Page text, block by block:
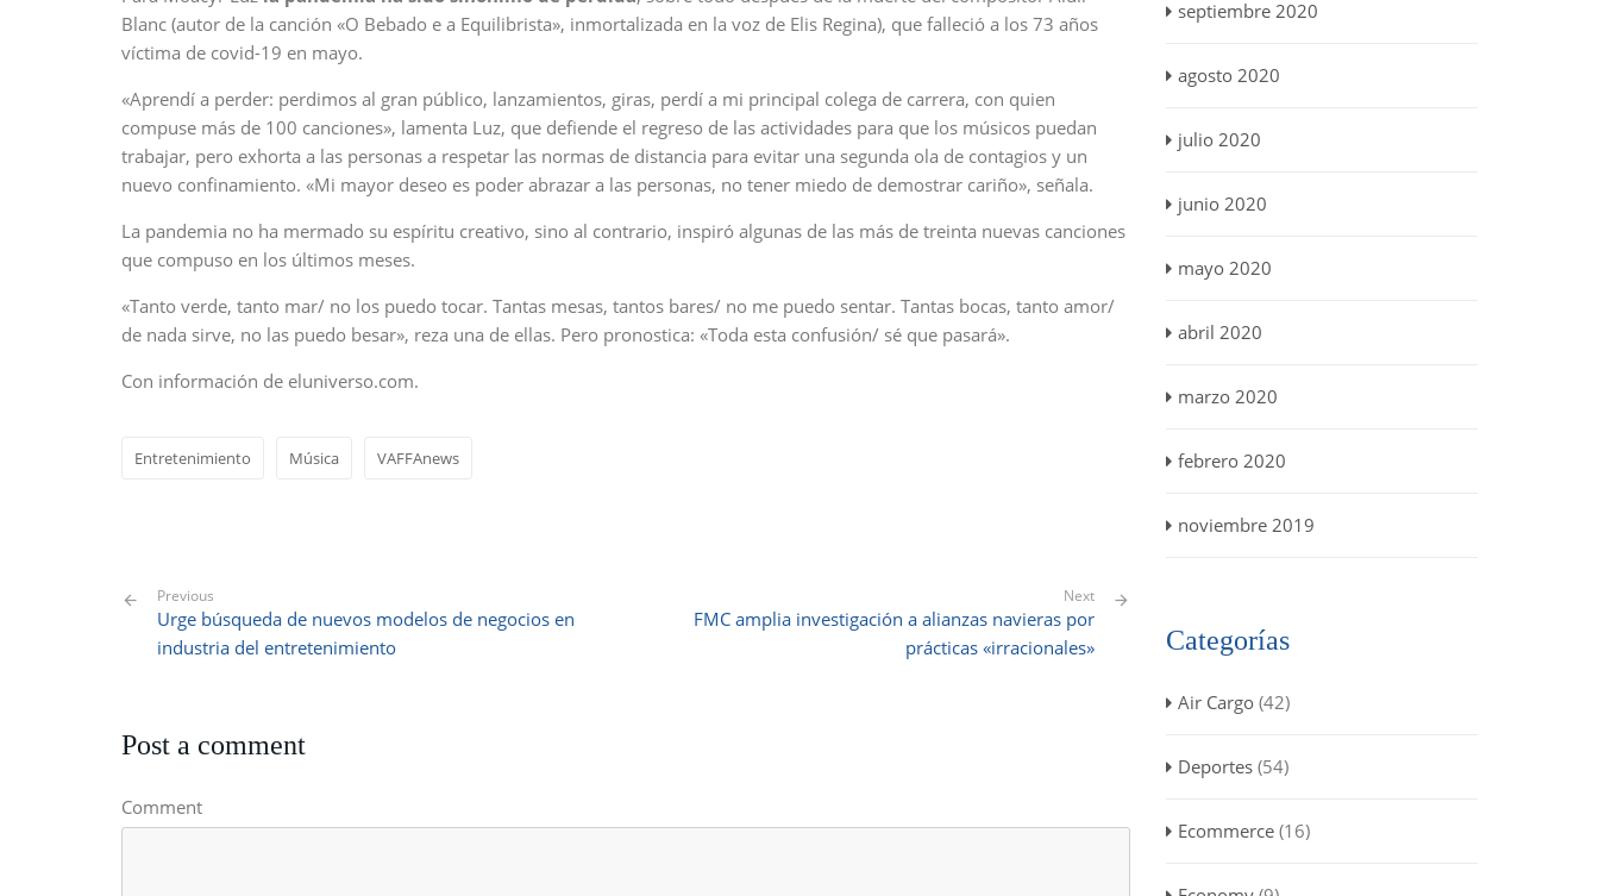
Blanc (autor de la canción «O Bebado e a Equilibrista», inmortalizada en la voz de Elis Regina), que falleció a los 73 años
víctima de covid-19 en mayo.
«Aprendí a perder: perdimos al gran público, lanzamientos, giras, perdí a mi principal colega de carrera, con quien
compuse más de 100 canciones», lamenta Luz, que defiende el regreso de las actividades para que los músicos puedan
trabajar, pero exhorta a las personas a respetar las normas de distancia para evitar una segunda ola de contagios y un
nuevo confinamiento. «Mi mayor deseo es poder abrazar a las personas, no tener miedo de demostrar cariño», señala.
La pandemia no ha mermado su espíritu creativo, sino al contrario, inspiró algunas de las más de treinta nuevas canciones
que compuso en los últimos meses.
«Tanto verde, tanto mar/ no los puedo tocar. Tantas mesas, tantos bares/ no me puedo sentar. Tantas bocas, tanto amor/
de nada sirve, no las puedo besar», reza una de ellas. Pero pronostica: «Toda esta confusión/ sé que pasará».
Con información de eluniverso.com.
Entretenimiento Música VAFFAnews
Previous
Urge búsqueda de nuevos modelos de negocios en
industria del entretenimiento
Next
FMC amplia investigación a alianzas navieras por
prácticas «irracionales»
Post a comment
Comment
septiembre 2020
agosto 2020
julio 2020
junio 2020
mayo 2020
abril 2020
marzo 2020
febrero 2020
noviembre 2019
Categorías
Air Cargo(42)
Deportes(54)
Ecommerce(16)